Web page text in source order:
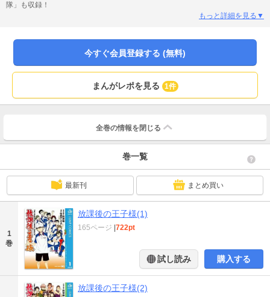
隊」も収録！
もっと詳細を見る▼
今すぐ会員登録する (無料)
まんがレポを見る 1件
全巻の情報を 閉じる
巻一覧
最新刊 まとめ買い
1
巻
放課後の王子様(1)
165ページ 722pt
試し読み 購入する
放課後の王子様(2)